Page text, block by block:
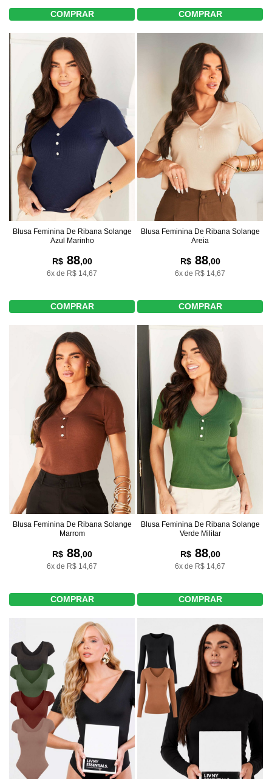
COMPRAR COMPRAR
Blusa Feminina De Ribana Solange
Azul Marinho
R$88,00
6x de R$ 14,67
COMPRAR
Blusa Feminina De Ribana Solange
Areia
R$88,00
6x de R$ 14,67
COMPRAR
Blusa Feminina De Ribana Solange
Marrom
R$88,00
6x de R$ 14,67
COMPRAR
Blusa Feminina De Ribana Solange
Verde Militar
R$88,00
6x de R$ 14,67
COMPRAR